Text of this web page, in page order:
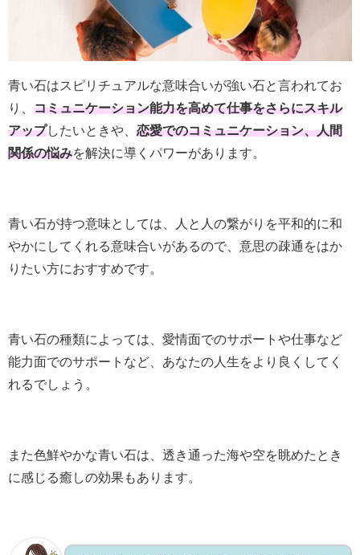
青い石はスピリチュアルな意味合いが強い石と言われてお
り、 コミュニケーション能力を高めて仕事をさらにスキル
アップしたいときや、 恋愛でのコミュニケーション、人間
関係の悩みを解決に導くパワーがあります。
青い石が持つ意味としては、人と人の繋がりを平和的に和
やかにしてくれる意味合いがあるので、意思の疎通をはか
りたい方におすすめです。
青い石の種類によっては、愛情面でのサポートや仕事など
能力面でのサポートなど、あなたの人生をより良くしてく
れるでしょう。
また色鮮やかな青い石は、透き通った海や空を眺めたとき
に感じる癒しの効果もあります。